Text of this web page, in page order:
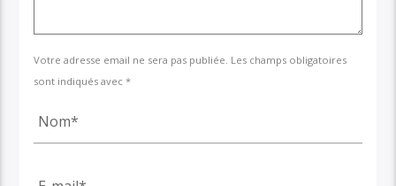
Votre adresse email ne sera pas publiée. Les champs obligatoires
sont indiqués avec *